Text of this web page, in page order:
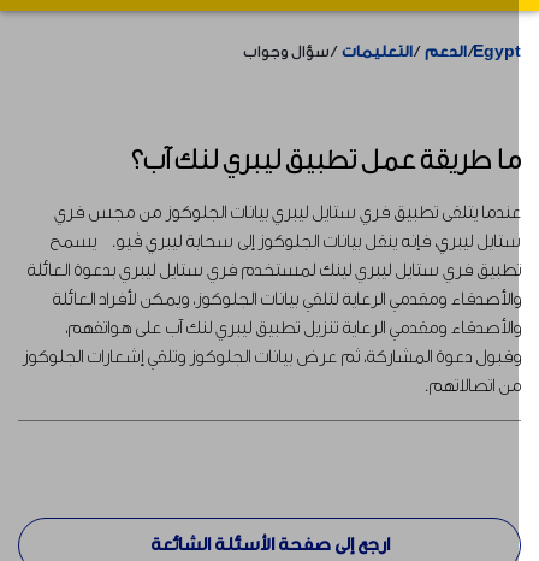
الدعم التعليمات سؤال وجواب
طريقة عمل تطبيق ليبري لنك آب؟
يتلقى تطبيق فري ستايل ليبري بيانات الجلوكوز من مجس فري
ليبري، فإنه ينقل بيانات الجلوكوز إلى سحابة ليبري ڤيو. يسمح
فري ستايل ليبري لينك لمستخدم فري ستايل ليبري بدعوة العائلة
ومقدمي الرعاية لتلقي بيانات الجلوكوز، ويمكن لأفراد العائلة
ومقدمي الرعاية تنزيل تطبيق ليبري لنك آب على هواتفهم،
دعوة المشاركة، ثم عرض بيانات الجلوكوز وتلقي إشعارات الجلوكوز
اتصالاتهم.
ارجع إلى صفحة الأسئلة الشائعة